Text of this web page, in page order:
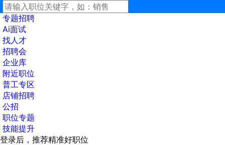
专题招聘
Ai面试
找人才
招聘会
企业库
附近职位
普工专区
店铺招聘
公招
职位专题
技能提升
登录后，推荐精准好职位